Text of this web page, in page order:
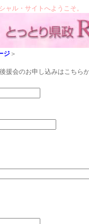
ル・サイトへようこそ。
ジ ＞
援会のお申し込みはこちら